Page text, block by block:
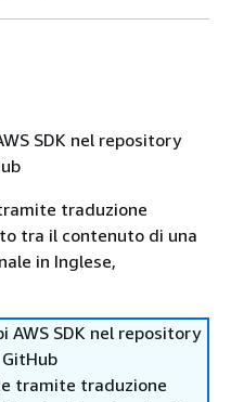
SDK nel repository
traduzione
tra il contenuto di una
in Inglese,
AWS SDK nel repository
tramite traduzione